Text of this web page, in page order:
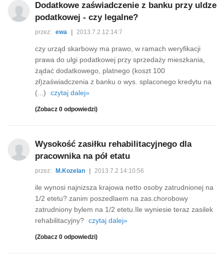
Dodatkowe zaświadczenie z banku przy uldze
podatkowej - czy legalne?
przez: ewa 2013.7.2 12:14:7
czy urząd skarbowy ma prawo, w ramach weryfikacji
prawa do ulgi podatkowej przy sprzedaży mieszkania,
żądać dodatkowego, platnego (koszt 100
zł)zaświadczenia z banku o wys. splaconego kredytu na
(...)
czytaj dalej»
(Zobacz 0 odpowiedzi)
Wysokość zasiłku rehabilitacyjnego dla
pracownika na pół etatu
przez: M.Kozelan 2013.7.2 14:10:56
ile wynosi najnizsza krajowa netto osoby zatrudnionej na
1/2 etetu? zanim poszedlaem na zas.chorobowy
zatrudniony bylem na 1/2 etetu.Ile wyniesie teraz zasilek
rehabilitacyjny? czytaj dalej»
(Zobacz 0 odpowiedzi)